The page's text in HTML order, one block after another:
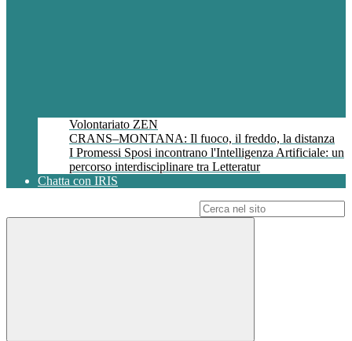
Volontariato ZEN
CRANS–MONTANA: Il fuoco, il freddo, la distanza
I Promessi Sposi incontrano l'Intelligenza Artificiale: un
percorso interdisciplinare tra Letteratur
Chatta con IRIS